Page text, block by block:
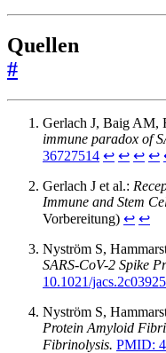
Quellen
#
Gerlach J, Baig AM,
immune paradox of
36727514 ↩︎ ↩︎ ↩︎ ↩︎
Gerlach J et al.:
Immune and Stem
Vorbereitung) ↩︎ ↩︎
Nyström S,
SARS-CoV-2 Spike
10.1021/jacs.2c03925
Nyström S,
Protein Amyloid
Fibrinolysis. PMID: